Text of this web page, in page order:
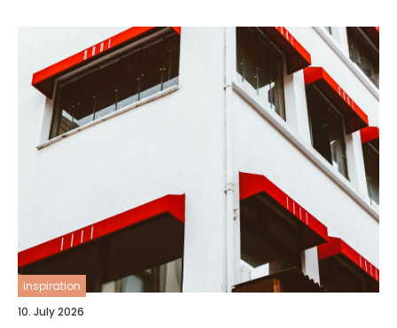
inspiration
10. July 2026